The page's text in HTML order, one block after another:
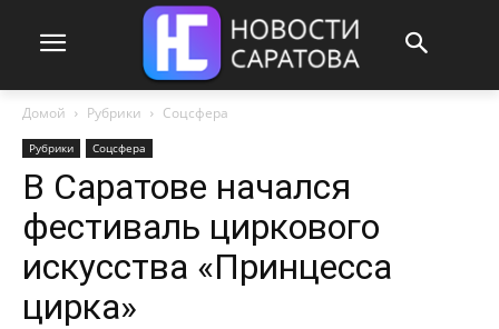
Домой Рубрики Соцсфера
Рубрики Соцсфера
В Саратове начался
фестиваль циркового
искусства «Принцесса
цирка»